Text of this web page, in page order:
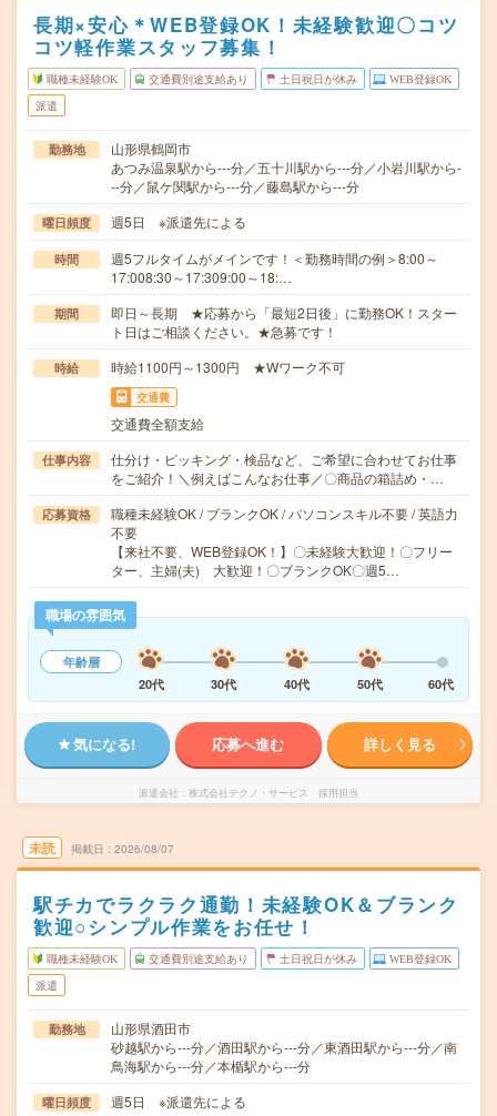
長期×安心＊WEB登録OK！未経験歓迎〇コツ
コツ軽作業スタッフ募集！
職種未経験OK 交通費別途支給あり 土日祝日が休み WEB登録OK
派遣
勤務地
山形県鶴岡市
あつみ温泉駅から---分／五十川駅から---分／小岩川駅から-
--分／鼠ケ関駅から---分／藤島駅から---分
曜日頻度 週5日 ※派遣先による
時間
週5フルタイムがメインです！＜勤務時間の例＞8:00～
17:008:30～17:309:00～18:…
期間
即日～長期 ★応募から「最短2日後」に勤務OK！スター
ト日はご相談ください。★急募です！
時給 時給1100円～1300円 ★Wワーク不可
交通費
交通費全額支給
仕事内容
仕分け・ピッキング・検品など、ご希望に合わせてお仕事
をご紹介！＼例えばこんなお仕事／〇商品の箱詰め・…
応募資格
職種未経験OK / ブランクOK / パソコンスキル不要 / 英語力
不要
【来社不要、WEB登録OK！】〇未経験大歓迎！〇フリー
ター、主婦(夫) 大歓迎！〇ブランクOK〇週5…
職場の雰囲気
年齢層
20代
30代 40代 50代 60代
気になる! 応募へ進む 詳しく見る
派遣会社 株式会社テクノ・サービス 採用担当
未読 掲載日 2026/08/07
駅チカでラクラク通勤！未経験OK＆ブランク
歓迎○シンプル作業をお任せ！
職種未経験OK 交通費別途支給あり 土日祝日が休み WEB登録OK
派遣
勤務地
山形県酒田市
砂越駅から---分／酒田駅から---分／東酒田駅から---分／南
鳥海駅から---分／本楯駅から---分
曜日頻度 週5日 ※派遣先による